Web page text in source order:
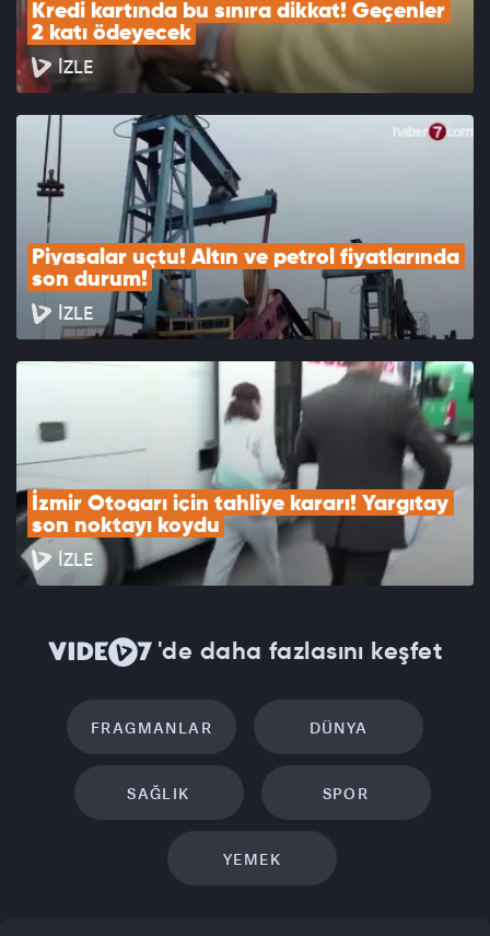
Kredi kartında bu sınıra dikkat! Geçenler
2 katı ödeyecek
İZLE
Piyasalar uçtu! Altın ve petrol fiyatlarında
son durum!
İZLE
İzmir Otogarı için tahliye kararı! Yargıtay
son noktayı koydu
İZLE
'de daha fazlasını keşfet
FRAGMANLAR DÜNYA
SAĞLIK SPOR
YEMEK